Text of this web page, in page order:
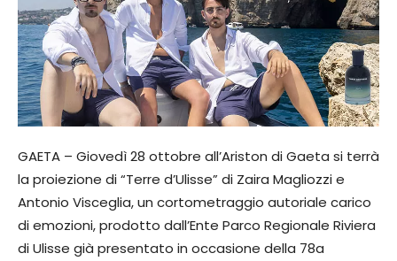
GAETA – Giovedì 28 ottobre all’Ariston di Gaeta si terrà
la proiezione di “Terre d’Ulisse” di Zaira Magliozzi e
Antonio Visceglia, un cortometraggio autoriale carico
di emozioni, prodotto dall’Ente Parco Regionale Riviera
di Ulisse già presentato in occasione della 78a